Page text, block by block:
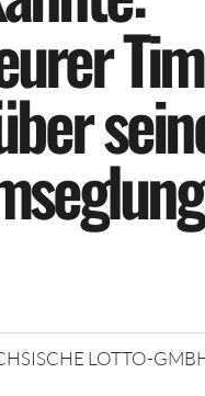
urerTim
bersein
seglung
LOTTO-